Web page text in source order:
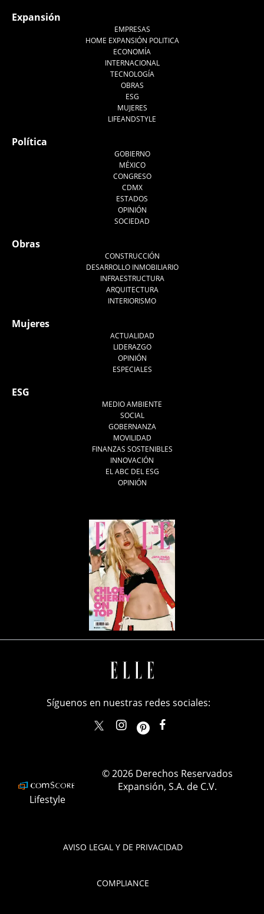
Expansión
EMPRESAS
HOME EXPANSIÓN POLITICA
ECONOMÍA
INTERNACIONAL
TECNOLOGÍA
OBRAS
ESG
MUJERES
LIFEANDSTYLE
Política
GOBIERNO
MÉXICO
CONGRESO
CDMX
ESTADOS
OPINIÓN
SOCIEDAD
Obras
CONSTRUCCIÓN
DESARROLLO INMOBILIARIO
INFRAESTRUCTURA
ARQUITECTURA
INTERIORISMO
Mujeres
ACTUALIDAD
LIDERAZGO
OPINIÓN
ESPECIALES
ESG
MEDIO AMBIENTE
SOCIAL
GOBERNANZA
MOVILIDAD
FINANZAS SOSTENIBLES
INNOVACIÓN
EL ABC DEL ESG
OPINIÓN
AVISO LEGAL Y DE PRIVACIDAD
COMPLIANCE
Síguenos en nuestras redes sociales:
elle_mexicoellemexico
Lifestyle
© 2026 Derechos Reservados
Expansión, S.A. de C.V.